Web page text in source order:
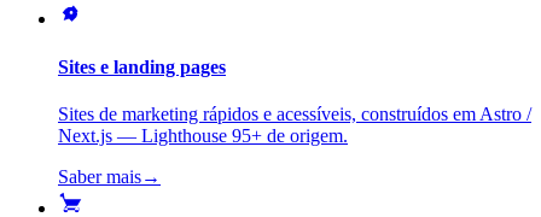
Sites e landing pages
Sites de marketing rápidos e acessíveis, construídos em Astro /
Next.js — Lighthouse 95+ de origem.
Saber mais→